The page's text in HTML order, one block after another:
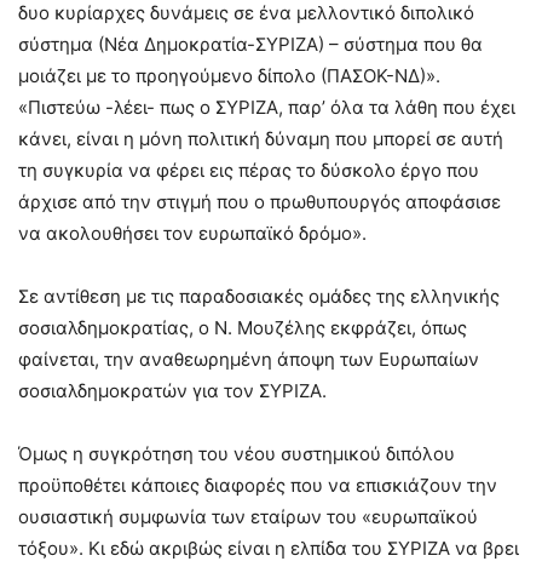
δυο κυρίαρχες δυνάμεις σε ένα μελλοντικό διπολικό
σύστημα (Νέα Δημοκρατία-ΣΥΡΙΖΑ) – σύστημα που θα
μοιάζει με το προηγούμενο δίπολο (ΠΑΣΟΚ-ΝΔ)».
«Πιστεύω -λέει- πως ο ΣΥΡΙΖΑ, παρ’ όλα τα λάθη που έχει
κάνει, είναι η μόνη πολιτική δύναμη που μπορεί σε αυτή
τη συγκυρία να φέρει εις πέρας το δύσκολο έργο που
άρχισε από την στιγμή που ο πρωθυπουργός αποφάσισε
να ακολουθήσει τον ευρωπαϊκό δρόμο».
Σε αντίθεση με τις παραδοσιακές ομάδες της ελληνικής
σοσιαλδημοκρατίας, ο Ν. Μουζέλης εκφράζει, όπως
φαίνεται, την αναθεωρημένη άποψη των Ευρωπαίων
σοσιαλδημοκρατών για τον ΣΥΡΙΖΑ.
Όμως η συγκρότηση του νέου συστημικού διπόλου
προϋποθέτει κάποιες διαφορές που να επισκιάζουν την
ουσιαστική συμφωνία των εταίρων του «ευρωπαϊκού
τόξου». Κι εδώ ακριβώς είναι η ελπίδα του ΣΥΡΙΖΑ να βρει